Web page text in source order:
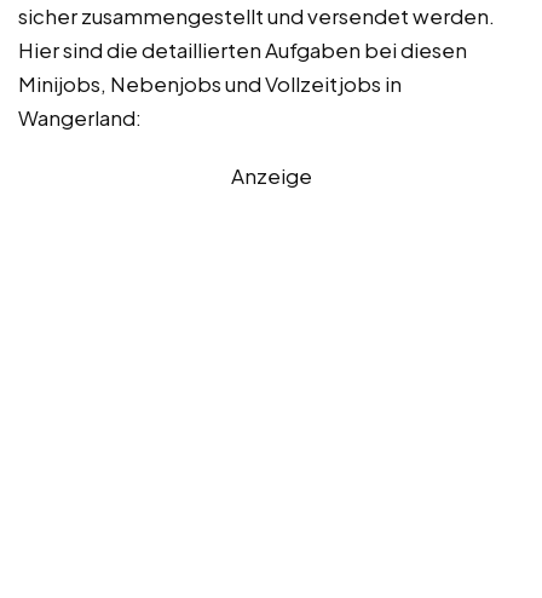
sicher zusammengestellt und versendet werden.
Hier sind die detaillierten Aufgaben bei diesen
Minijobs, Nebenjobs und Vollzeitjobs in
Wangerland:
Anzeige